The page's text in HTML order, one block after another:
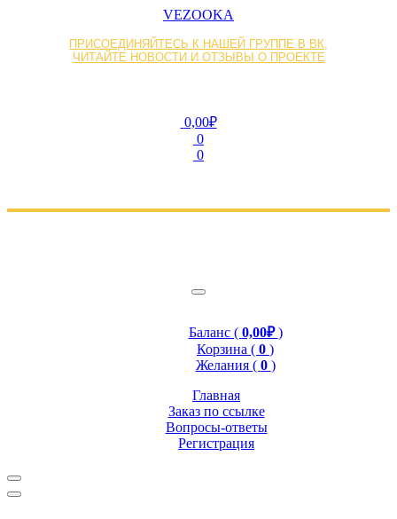
VEZOOKA
ПРИСОЕДИНЯЙТЕСЬ К НАШЕЙ ГРУППЕ В ВК,
ЧИТАЙТЕ НОВОСТИ И ОТЗЫВЫ О ПРОЕКТЕ
0,00₽
0
0
Баланс ( 0,00₽)
Корзина ( 0 )
Желания ( 0 )
Главная
Заказ по ссылке
Вопросы-ответы
Регистрация